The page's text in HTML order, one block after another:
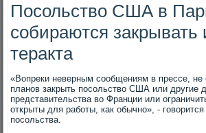
Посольство США в
собираются закрывать
теракта
«Вопреки неверным сообщениям в прессе, не
планов закрыть посольство США или другие
представительства во Франции или
открыты для работы, как обычно», -
посольства.